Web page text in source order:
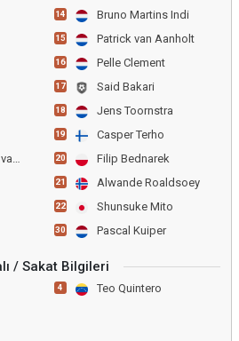
Jochem Ritmeester van de
14 Bruno Martins Indi
15 Patrick van Aanholt
16 Pelle Clement
17 Said Bakari
18 Jens Toornstra
19 Casper Terho
20 Filip Bednarek
21 Alwande Roaldsoey
22 Shunsuke Mito
30 Pascal Kuiper
/ Sakat Bilgileri
4 Teo Quintero